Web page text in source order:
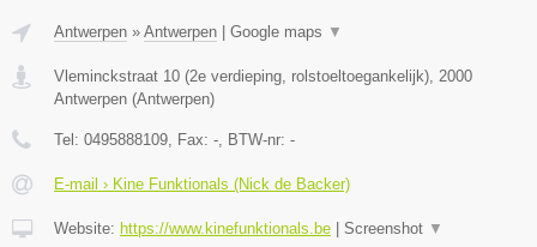
Antwerpen » Antwerpen Google maps ▼
Vleminckstraat 10 (2e verdieping, rolstoeltoegankelijk), 2000
Antwerpen (Antwerpen)
Tel: 0495888109, Fax: -, BTW-nr: -
E-mail › Kine Funktionals (Nick de Backer)
Website: https://www.kinefunktionals.be Screenshot ▼